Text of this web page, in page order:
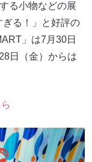
る小物などの展
る！」と好評の
」は7月30日
日（金）からは